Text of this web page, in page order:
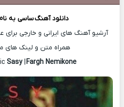
دانلود آهنگساسی به
آرشیو آهنگ های ایرانی و خارجی
همراه متن و لینک های
Sasy|Fargh Nemikone